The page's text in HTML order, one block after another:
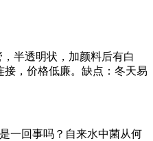
半透明状，加颜料后有白
，价格低廉。缺点：冬天易
一回事吗？自来水中菌从何